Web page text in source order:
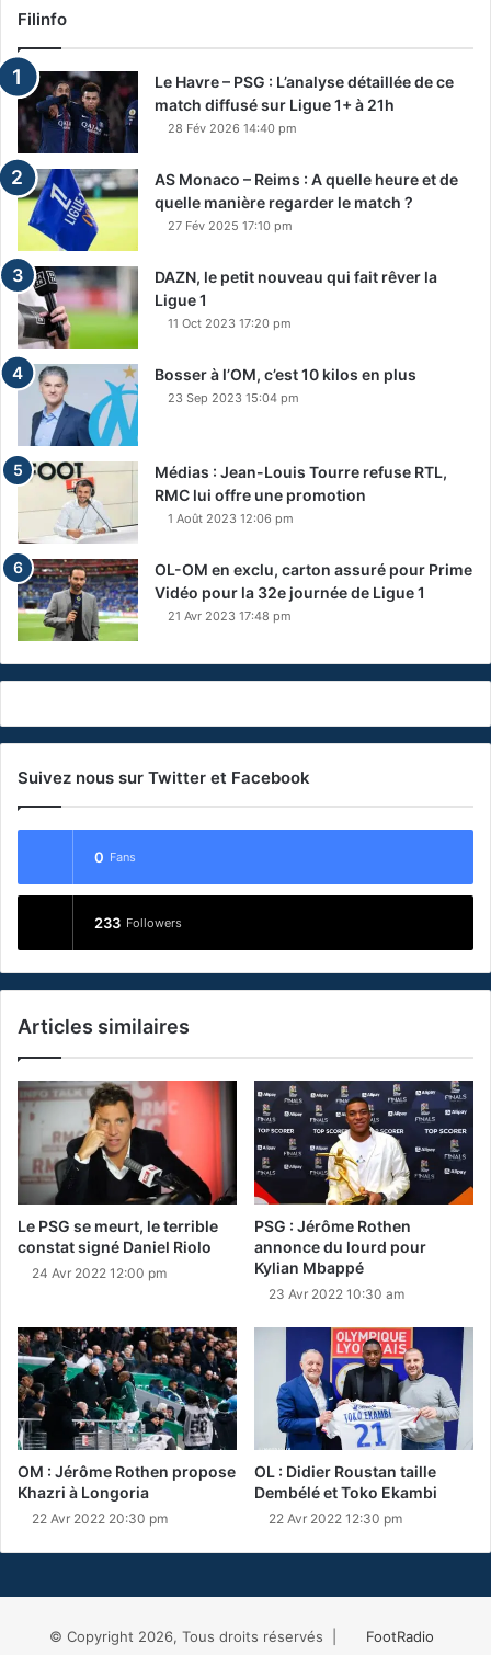
Filinfo
Le Havre – PSG : L’analyse détaillée de ce
match diffusé sur Ligue 1+ à 21h
28 Fév 2026 14:40 pm
AS Monaco – Reims : A quelle heure et de
quelle manière regarder le match ?
27 Fév 2025 17:10 pm
DAZN, le petit nouveau qui fait rêver la
Ligue 1
11 Oct 2023 17:20 pm
Bosser à l’OM, c’est 10 kilos en plus
23 Sep 2023 15:04 pm
Médias : Jean-Louis Tourre refuse RTL,
RMC lui offre une promotion
1 Août 2023 12:06 pm
OL-OM en exclu, carton assuré pour Prime
Vidéo pour la 32e journée de Ligue 1
21 Avr 2023 17:48 pm
Suivez nous sur Twitter et Facebook
0 Fans
233 Followers
Articles similaires
Le PSG se meurt, le terrible
constat signé Daniel Riolo
24 Avr 2022 12:00 pm
PSG : Jérôme Rothen
annonce du lourd pour
Kylian Mbappé
23 Avr 2022 10:30 am
OM : Jérôme Rothen propose
Khazri à Longoria
22 Avr 2022 20:30 pm
OL : Didier Roustan taille
Dembélé et Toko Ekambi
22 Avr 2022 12:30 pm
© Copyright 2026, Tous droits réservés | FootRadio